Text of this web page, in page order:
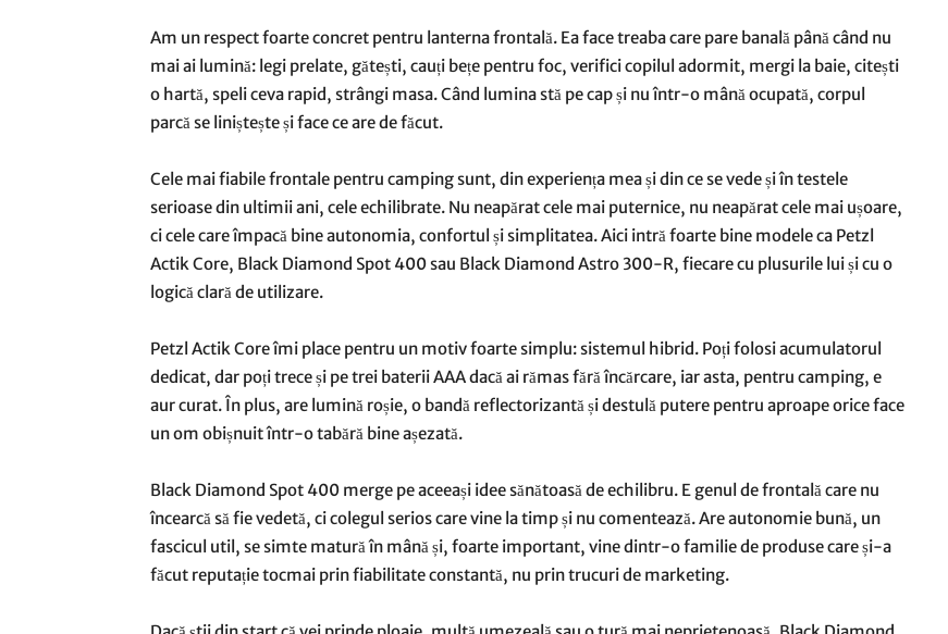
Am un respect foarte concret pentru lanterna frontală. Ea face treaba care pare banală până când nu
mai ai lumină: legi prelate, gătești, cauți bețe pentru foc, verifici copilul adormit, mergi la baie, citești
o hartă, speli ceva rapid, strângi masa. Când lumina stă pe cap și nu într-o mână ocupată, corpul
parcă se liniștește și face ce are de făcut.
Cele mai fiabile frontale pentru camping sunt, din experiența mea și din ce se vede și în testele
serioase din ultimii ani, cele echilibrate. Nu neapărat cele mai puternice, nu neapărat cele mai ușoare,
ci cele care împacă bine autonomia, confortul și simplitatea. Aici intră foarte bine modele ca Petzl
Actik Core, Black Diamond Spot 400 sau Black Diamond Astro 300-R, fiecare cu plusurile lui și cu o
logică clară de utilizare.
Petzl Actik Core îmi place pentru un motiv foarte simplu: sistemul hibrid. Poți folosi acumulatorul
dedicat, dar poți trece și pe trei baterii AAA dacă ai rămas fără încărcare, iar asta, pentru camping, e
aur curat. În plus, are lumină roșie, o bandă reflectorizantă și destulă putere pentru aproape orice face
un om obișnuit într-o tabără bine așezată.
Black Diamond Spot 400 merge pe aceeași idee sănătoasă de echilibru. E genul de frontală care nu
încearcă să fie vedetă, ci colegul serios care vine la timp și nu comentează. Are autonomie bună, un
fascicul util, se simte matură în mână și, foarte important, vine dintr-o familie de produse care și-a
făcut reputație tocmai prin fiabilitate constantă, nu prin trucuri de marketing.